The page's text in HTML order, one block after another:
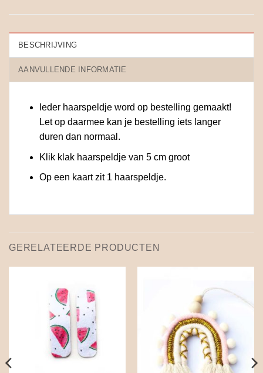
BESCHRIJVING
AANVULLENDE INFORMATIE
Ieder haarspeldje word op bestelling gemaakt!
Let op daarmee kan je bestelling iets langer
duren dan normaal.
Klik klak haarspeldje van 5 cm groot
Op een kaart zit 1 haarspeldje.
GERELATEERDE PRODUCTEN